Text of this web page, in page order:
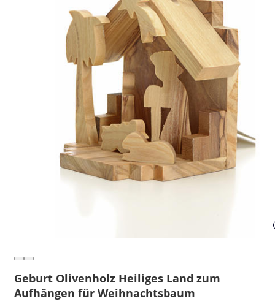
Geburt Olivenholz Heiliges Land zum
Aufhängen für Weihnachtsbaum